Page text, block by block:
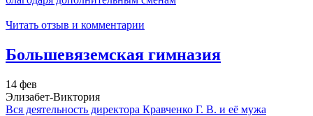
Читать отзыв и комментарии
Большевяземская гимназия
14 фев
Элизабет-Виктория
Вся деятельность директора Кравченко Г. В. и её мужа